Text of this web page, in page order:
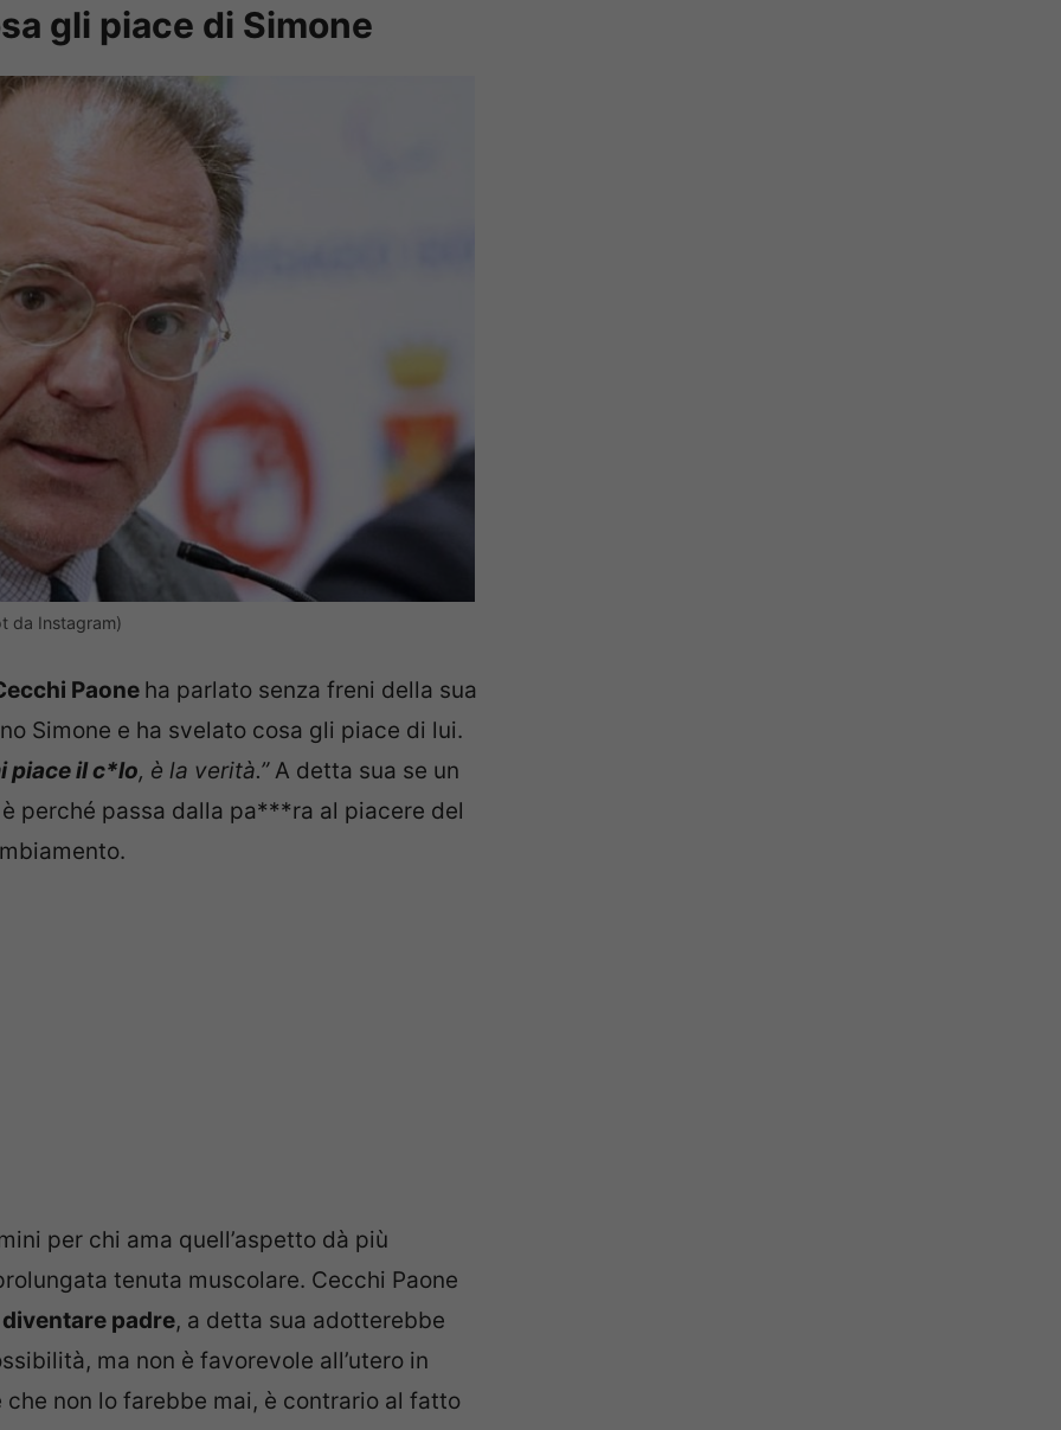
gli piace di Simone
da Instagram)
Paone ha parlato senza freni della sua
Simone e ha svelato cosa gli piace di lui.
piace il c*lo, è la verità.”A detta sua se un
perché passa dalla pa***ra al piacere del
per chi ama quell’aspetto dà più
tenuta muscolare. Cecchi Paone
padre, a detta sua adotterebbe
ma non è favorevole all’utero in
non lo farebbe mai, è contrario al fatto